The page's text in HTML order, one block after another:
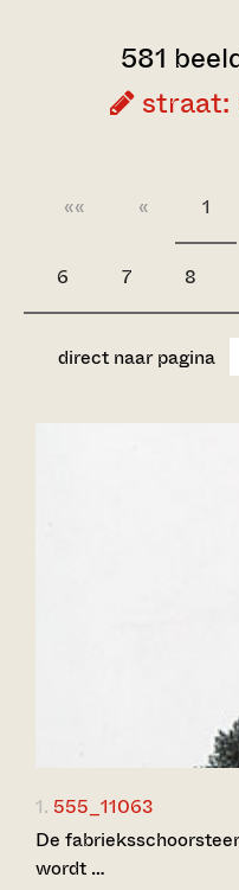
581
straat:
«« « 1
6 7 8
direct naar pagina
1. 555_11063
De
wordt …